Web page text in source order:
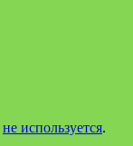
не используется.